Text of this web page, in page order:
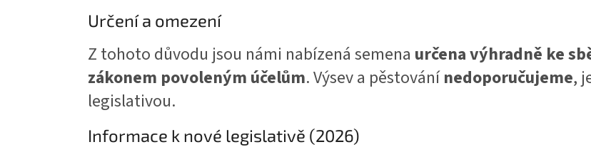
Určení a omezení
Z tohoto důvodu jsou námi nabízená semena určena výhradně ke
zákonem povoleným účelům. Výsev a pěstovánínedoporučujeme,
legislativou.
Informace k nové legislativě (2026)